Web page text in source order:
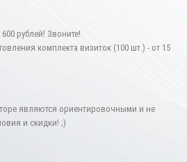
рублей! Звоните!
комплекта визиток (100 шт.) - от 15
являются ориентировочными и не
и скидки! ;)